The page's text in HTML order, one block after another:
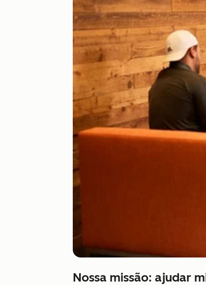
Nossa missão: ajudar